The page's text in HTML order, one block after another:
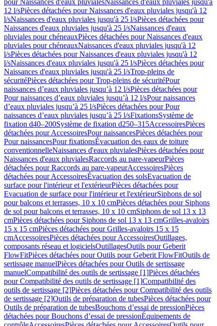
pour Naissances d'eaux pluvialesNaissances d'eaux pluviales jusqu'à
12 l/sPièces détachées pour Naissances d'eaux pluviales jusqu'à 12
l/sNaissances d'eaux pluviales jusqu'à 25 l/sPièces détachées pour
Naissances d'eaux pluviales jusqu'à 25 l/sNaissances d'eaux
pluviales pour chéneauxPièces détachées pour Naissances d'eaux
pluviales pour chéneauxNaissances d'eaux pluviales jusqu'à 12
l/sPièces détachées pour Naissances d'eaux pluviales jusqu'à 12
l/sNaissances d'eaux pluviales jusqu'à 25 l/sPièces détachées pour
Naissances d'eaux pluviales jusqu'à 25 l/sTrop-pleins de
sécuritéPièces détachées pour Trop-pleins de sécuritéPour
naissances d’eaux pluviales jusqu’à 12 l/sPièces détachées pour
Pour naissances d’eaux pluviales jusqu’à 12 l/sPour naissances
d’eaux pluviales jusqu’à 25 l/sPièces détachées pour Pour
naissances d’eaux pluviales jusqu’à 25 l/sFixationsSystème de
fixation d40–200Système de fixation d250–315AccessoiresPièces
détachées pour AccessoiresPour naissancesPièces détachées pour
Pour naissancesPour fixationsÉvacuation des eaux de toiture
conventionnelleNaissances d'eaux pluvialesPièces détachées pour
Naissances d'eaux pluvialesRaccords au pare-vapeurPièces
détachées pour Raccords au pare-vapeurAccessoiresPièces
détachées pour AccessoiresÉvacuation des solsEvacuation de
surface pour l'intérieur et l'extérieurPièces détachées pour
Evacuation de surface pour l'intérieur et l'extérieurSiphons de sol
pour balcons et terrasses, 10 x 10 cmPièces détachées pour Siphons
de sol pour balcons et terrasses, 10 x 10 cmSiphons de sol 13 x 13
cmPièces détachées pour Siphons de sol 13 x 13 cmGrilles-avaloirs
15 x 15 cmPièces détachées pour Grilles-avaloirs 15 x 15
cmAccessoiresPièces détachées pour AccessoiresOutillages,
composants réseau et logicielsOutillagesOutils pour Geberit
FlowFitPièces détachées pour Outils pour Geberit FlowFitOutils de
sertissage manuelPièces détachées pour Outils de sertissage
manuelCompatibilité des outils de sertissage [1]Pièces détachées
pour Compatibilité des outils de sertissage [1]Compatibilité des
outils de sertissage [2]Pièces détachées pour Compatibilité des outils
de sertissage [2]Outils de préparation de tubesPièces détachées pour
Outils de préparation de tubesBouchons d’essai de pressionPièces
détachées pour Bouchons d’essai de pressionÉquipements de